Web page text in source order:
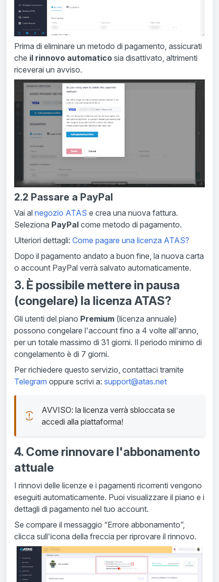
Prima di eliminare un metodo di pagamento, assicurati
che il rinnovo automatico sia disattivato, altrimenti
riceverai un avviso.
2.2 Passare a PayPal
Vai al negozio ATAS e crea una nuova fattura.
Seleziona PayPal come metodo di pagamento.
Ulteriori dettagli: Come pagare una licenza ATAS?
Dopo il pagamento andato a buon fine, la nuova carta
o account PayPal verrà salvato automaticamente.
3. È possibile mettere in pausa
(congelare) la licenza ATAS?
Gli utenti del piano Premium (licenza annuale)
possono congelare l'account fino a 4 volte all'anno,
per un totale massimo di 31 giorni. Il periodo minimo di
congelamento è di 7 giorni.
Per richiedere questo servizio, contattaci tramite
Telegram oppure scrivi a: support@atas.net
AVVISO: la licenza verrà sbloccata se
accedi alla piattaforma!
4. Come rinnovare l'abbonamento
attuale
I rinnovi delle licenze e i pagamenti ricorrenti vengono
eseguiti automaticamente. Puoi visualizzare il piano e i
dettagli di pagamento nel tuo account.
Se compare il messaggio “Errore abbonamento”,
clicca sull'icona della freccia per riprovare il rinnovo.